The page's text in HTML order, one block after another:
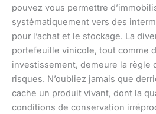
pouvez vous permettre
systématiquement vers des
pour l’achat et le stockage. La
portefeuille vinicole, tout comme
investissement, demeure la règle
risques. N’oubliez jamais que
cache un produit vivant, dont la
conditions de conservation